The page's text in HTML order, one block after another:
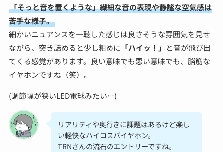
「そっと音を置くような」繊細な音の表現や静謐な空気感は
苦手な様子。
細かいニュアンスを一聴した感じは良さそうな雰囲気を見せ
ながら、突き詰めると少し粗めに 「ハイッ！」 と音が飛び出
てくる感覚があります。良い意味でも悪い意味でも、脳筋な
イヤホンですね（笑）。
(調節幅が狭いLED電球みたい…)
リアリティや奥行きに課題はあるけど楽し
い軽快なハイコスパイヤホン。
TRNさんの流石のエントリーですね。